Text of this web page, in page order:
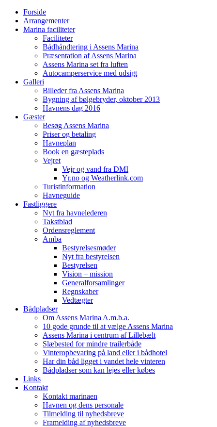
Forside
Arrangementer
Marina faciliteter
Faciliteter
Bådhåndtering i Assens Marina
Præsentation af Assens Marina
Assens Marina set fra luften
Autocamperservice med udsigt
Galleri
Billeder fra Assens Marina
Bygning af bølgebryder, oktober 2013
Havnens dag 2016
Gæster
Besøg Assens Marina
Priser og betaling
Havneplan
Book en gæsteplads
Vejret
Vejr og vand fra DMI
Yr.no og Weatherlink.com
Turistinformation
Havneguide
Fastliggere
Nyt fra havnelederen
Takstblad
Ordensreglement
Amba
Bestyrelsesmøder
Nyt fra bestyrelsen
Bestyrelsen
Vision – mission
Generalforsamlinger
Regnskaber
Vedtægter
Bådpladser
Om Assens Marina A.m.b.a.
10 gode grunde til at vælge Assens Marina
Assens Marina i centrum af Lillebælt
Slæbested for mindre trailerbåde
Vinteropbevaring på land eller i bådhotel
Har din båd ligget i vandet hele vinteren
Bådpladser som kan lejes eller købes
Links
Kontakt
Kontakt marinaen
Havnen og dens personale
Tilmelding til nyhedsbreve
Framelding af nyhedsbreve